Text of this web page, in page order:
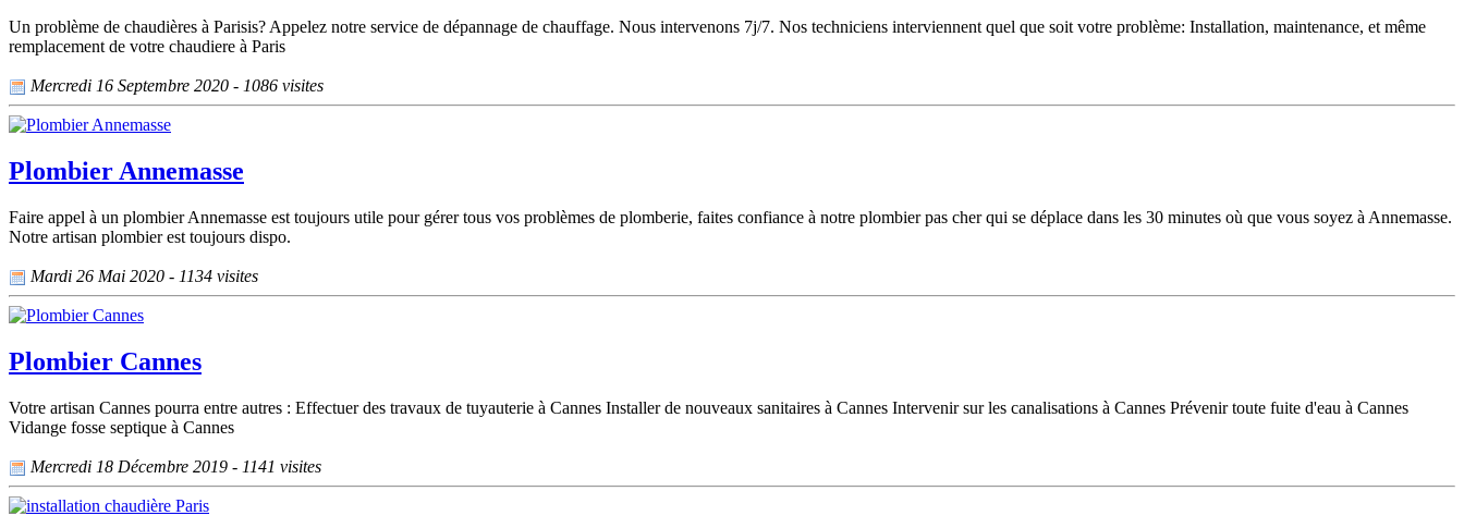
Un problème de chaudières à Parisis? Appelez notre service de dépannage de chauffage. Nous intervenons 7j/7. Nos techniciens interviennent quel que soit votre problème: Installation, maintenance, et même
remplacement de votre chaudiere à Paris
Mercredi 16 Septembre 2020 - 1086 visites
Plombier Annemasse
Faire appel à un plombier Annemasse est toujours utile pour gérer tous vos problèmes de plomberie, faites confiance à notre plombier pas cher qui se déplace dans les 30 minutes où que vous soyez à Annemasse.
Notre artisan plombier est toujours dispo.
Mardi 26 Mai 2020 - 1134 visites
Plombier Cannes
Votre artisan Cannes pourra entre autres : Effectuer des travaux de tuyauterie à Cannes Installer de nouveaux sanitaires à Cannes Intervenir sur les canalisations à Cannes Prévenir toute fuite d'eau à Cannes
Vidange fosse septique à Cannes
Mercredi 18 Décembre 2019 - 1141 visites